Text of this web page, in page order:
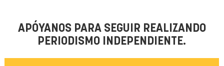
APÓYANOS PARA SEGUIR REALIZANDO
PERIODISMO INDEPENDIENTE.